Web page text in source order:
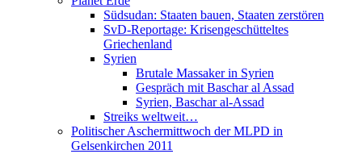
Südsudan: Staaten bauen, Staaten zerstören
SvD-Reportage: Krisengeschütteltes
Griechenland
Syrien
Brutale Massaker in Syrien
Gespräch mit Baschar al Assad
Syrien, Baschar al-Assad
Streiks weltweit…
Politischer Aschermittwoch der MLPD in
Gelsenkirchen 2011